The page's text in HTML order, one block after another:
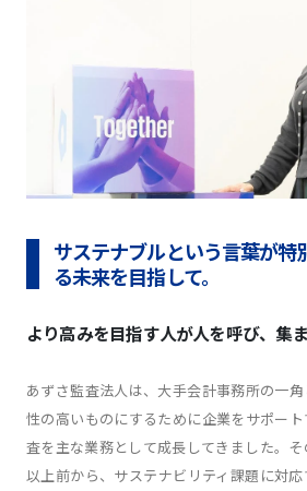
サステナブルという言葉が特
る未来を目指して。
より高みを目指す人が人を呼び、集
あずさ監査法人は、大手会計事務所の一
性の高いものにするために企業をサポー
査を主な業務として成長してきました。
以上前から、サステナビリティ課題に対